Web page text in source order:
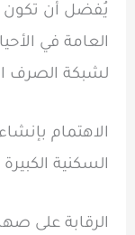
يُفضل أن تكون
العامة في
لشبكة الصرف
الاهتمام
السكنية
الرقابة على